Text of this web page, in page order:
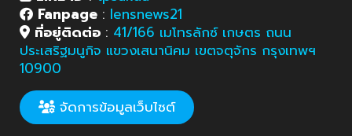
Fanpage : lensnews21
ที่อยู่ติดต่อ : 41/166 เมโทรลักซ์ เกษตร ถนน
ประเสริฐมนูกิจ แขวงเสนานิคม เขตจตุจักร กรุงเทพฯ
10900
จัดการข้อมูลเว็บไซต์